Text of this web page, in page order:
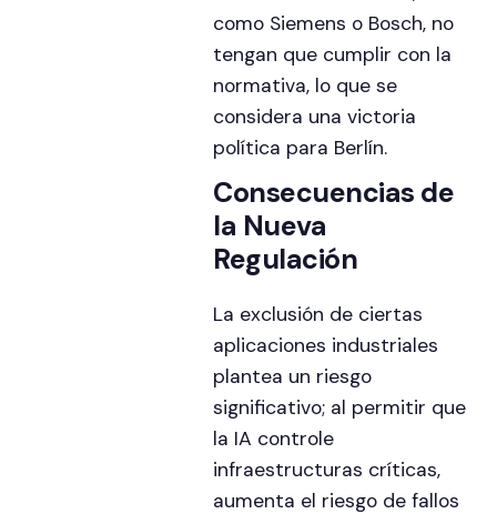
como Siemens o Bosch, no
tengan que cumplir con la
normativa, lo que se
considera una victoria
política para Berlín.
Consecuencias de
la Nueva
Regulación
La exclusión de ciertas
aplicaciones industriales
plantea un riesgo
significativo; al permitir que
la IA controle
infraestructuras críticas,
aumenta el riesgo de fallos